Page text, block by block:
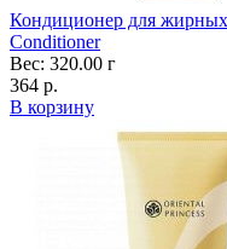
Кондиционер для
Conditioner
Вес: 320.00 г
364 р.
В корзину